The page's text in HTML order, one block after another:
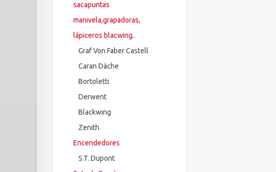
sacapuntas
manivela,grapadoras,
lápiceros blacwing..
Graf Von Faber Castell
Caran Dàche
Bortoletti
Derwent
Blackwing
Zenith
Encendedores
S.T. Dupont